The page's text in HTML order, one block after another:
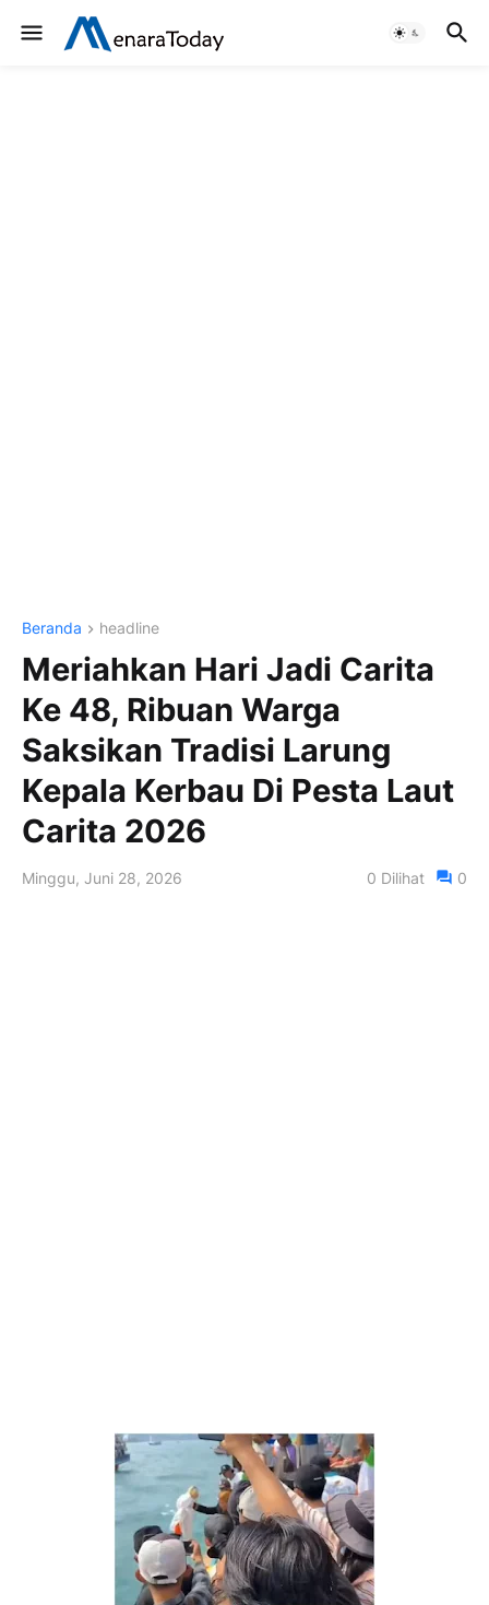
Beranda headline
Meriahkan Hari Jadi Carita
Ke 48, Ribuan Warga
Saksikan Tradisi Larung
Kepala Kerbau Di Pesta Laut
Carita 2026
Minggu, Juni 28, 2026 0 Dilihat 0